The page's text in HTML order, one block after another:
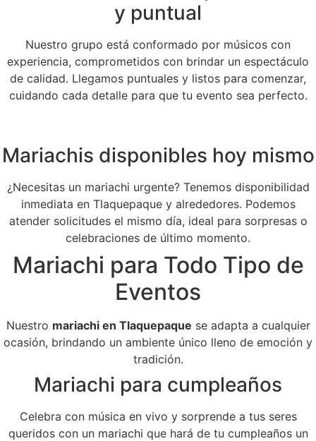
y puntual
Nuestro grupo está conformado por músicos con
experiencia, comprometidos con brindar un espectáculo
de calidad. Llegamos puntuales y listos para comenzar,
cuidando cada detalle para que tu evento sea perfecto.
Mariachis disponibles hoy mismo
¿Necesitas un mariachi urgente? Tenemos disponibilidad
inmediata en Tlaquepaque y alrededores. Podemos
atender solicitudes el mismo día, ideal para sorpresas o
celebraciones de último momento.
Mariachi para Todo Tipo de
Eventos
Nuestro mariachi en Tlaquepaque se adapta a cualquier
ocasión, brindando un ambiente único lleno de emoción y
tradición.
Mariachi para cumpleaños
Celebra con música en vivo y sorprende a tus seres
queridos con un mariachi que hará de tu cumpleaños un